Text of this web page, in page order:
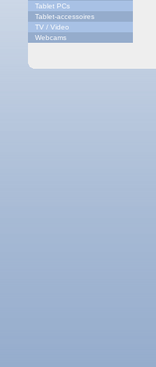
Tablet PCs
Tablet-accessoires
TV / Video
Webcams